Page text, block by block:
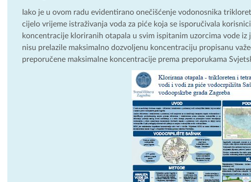
Iako je u ovom radu evidentirano onečišćenje vodonosnika
cijelo vrijeme istraživanja voda za piće koja se isporučivala
koncentracije kloriranih otapala u svim ispitanim uzorcima vode iz
nisu prelazile maksimalno dozvoljenu koncentraciju propisanu
preporučene maksimalne koncentracije prema preporukama